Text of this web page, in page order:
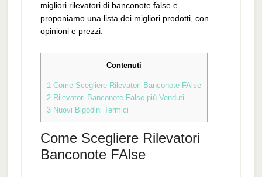
migliori rilevatori di banconote false e
proponiamo una lista dei migliori prodotti, con
opinioni e prezzi.
Contenuti
1Come Scegliere Rilevatori Banconote FAlse
2Rilevatori Banconote False più Venduti
3Nuovi Bigodini Termici
Come Scegliere Rilevatori
Banconote FAlse